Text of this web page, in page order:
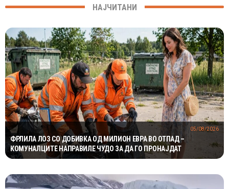
НАЈЧИТАНИ
ФРЛИЛА ЛОЗ СО ДОБИВКА ОД МИЛИОН ЕВРА ВО ОТПАД –
КОМУНАЛЦИТЕ НАПРАВИЛЕ ЧУДО ЗА ДА ГО ПРОНАЈДАТ
05/08/2026